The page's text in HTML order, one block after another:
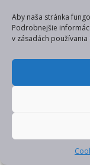
Aby naša stránka
Podrobnejšie
v zásadách